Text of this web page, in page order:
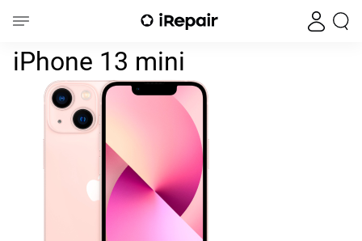
Замена Wi-Fi антенны
Замена Wi-Fi антенны
iPhone 13 mini